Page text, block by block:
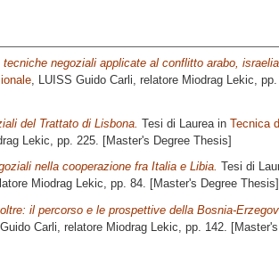
negoziali applicate al conflitto arabo,
, LUISS Guido Carli, relatore Miodrag Lekic,
del Trattato di Lisbona. Tesi di Laurea in Tecnica
Lekic , pp. 225. [Master's Degree Thesis]
nella cooperazione fra Italia e Libia. Tesi di
Miodrag Lekic, pp. 84. [Master's Degree Thesis]
il percorso e le prospettive della Bosnia-
Guido Carli, relatore Miodrag Lekic , pp. 142.